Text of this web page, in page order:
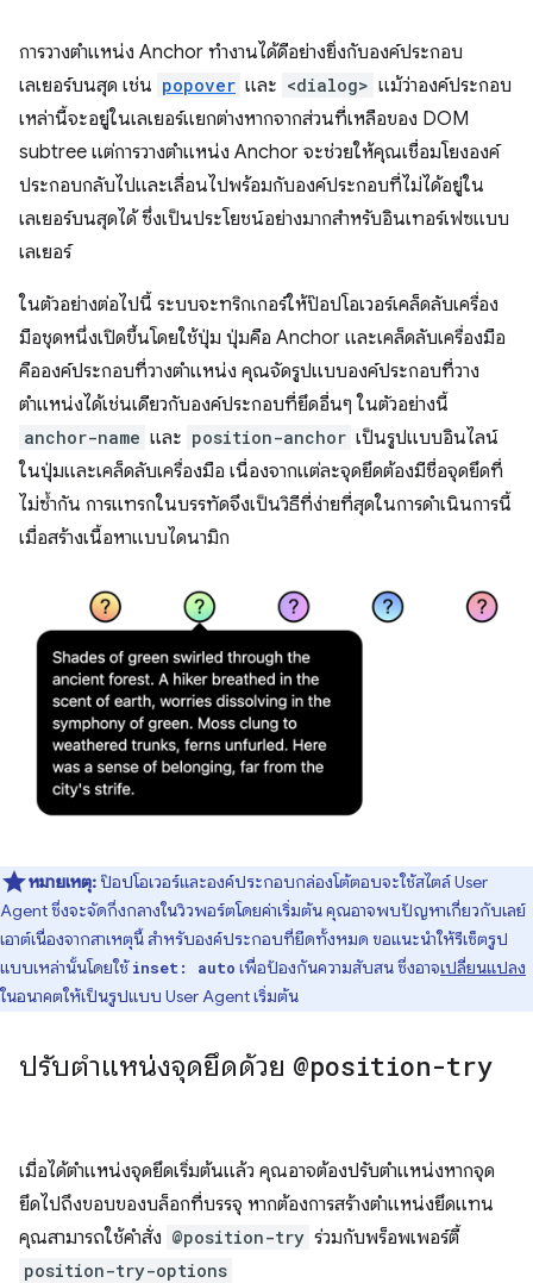
การวางตำแหน่ง Anchor ทำงานได้ดีอย่างยิ่งกับองค์ประกอบ
เลเยอร์บนสุด เช่น popover และ <dialog> แม้ว่าองค์ประกอบ
เหล่านี้จะอยู่ในเลเยอร์แยกต่างหากจากส่วนที่เหลือของ DOM
subtree แต่การวางตำแหน่ง Anchor จะช่วยให้คุณเชื่อมโยงองค์
ประกอบกลับไปและเลื่อนไปพร้อมกับองค์ประกอบที่ไม่ได้อยู่ใน
เลเยอร์บนสุดได้ ซึ่งเป็นประโยชน์อย่างมากสำหรับอินเทอร์เฟซแบบ
เลเยอร์
ในตัวอย่างต่อไปนี้ ระบบจะทริกเกอร์ให้ป๊อปโอเวอร์เคล็ดลับเครื่อง
มือชุดหนึ่งเปิดขึ้นโดยใช้ปุ่ม ปุ่มคือ Anchor และเคล็ดลับเครื่องมือ
คือองค์ประกอบที่วางตำแหน่ง คุณจัดรูปแบบองค์ประกอบที่วาง
ตำแหน่งได้เช่นเดียวกับองค์ประกอบที่ยึดอื่นๆ ในตัวอย่างนี้
anchor-name และ position-anchor เป็นรูปแบบอินไลน์
ในปุ่มและเคล็ดลับเครื่องมือ เนื่องจากแต่ละจุดยึดต้องมีชื่อจุดยึดที่
ไม่ซ้ำกัน การแทรกในบรรทัดจึงเป็นวิธีที่ง่ายที่สุดในการดำเนินการนี้
เมื่อสร้างเนื้อหาแบบไดนามิก
หมายเหตุ: ป๊อปโอเวอร์และองค์ประกอบกล่องโต้ตอบจะใช้สไตล์ User
Agent ซึ่งจะจัดกึ่งกลางในวิวพอร์ตโดยค่าเริ่มต้น คุณอาจพบปัญหาเกี่ยวกับเลย์
เอาต์เนื่องจากสาเหตุนี้ สำหรับองค์ประกอบที่ยึดทั้งหมด ขอแนะนำให้รีเซ็ตรูป
แบบเหล่านั้นโดยใช้inset: auto เพื่อป้องกันความสับสน ซึ่งอาจเปลี่ยนแปลง
ในอนาคตให้เป็นรูปแบบ User Agent เริ่มต้น
ปรับตำแหน่งจุดยึดด้วย @position-try
เมื่อได้ตำแหน่งจุดยึดเริ่มต้นแล้ว คุณอาจต้องปรับตำแหน่งหากจุด
ยึดไปถึงขอบของบล็อกที่บรรจุ หากต้องการสร้างตำแหน่งยึดแทน
คุณสามารถใช้คำสั่ง @position-try ร่วมกับพร็อพเพอร์ตี้
position-try-options